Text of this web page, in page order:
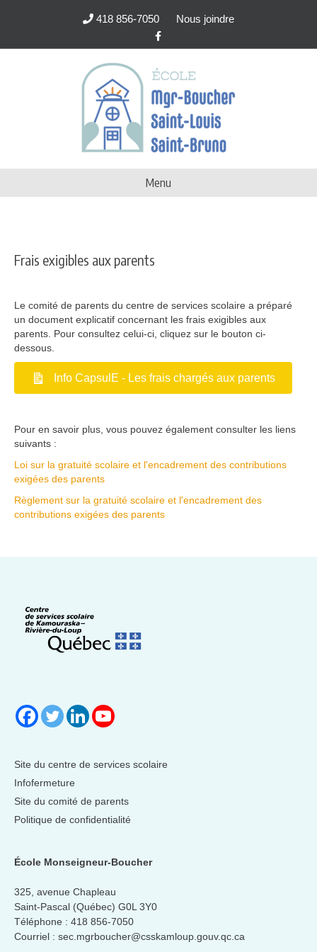
418 856-7050
Nous joindre
Facebook
Menu
Frais exigibles aux parents
Le comité de parents du centre de services scolaire a préparé
un document explicatif concernant les frais exigibles aux
parents. Pour consultez celui-ci, cliquez sur le bouton ci-
dessous.
Info CapsulE - Les frais chargés aux parents
Pour en savoir plus, vous pouvez également consulter les liens
suivants :
Loi sur la gratuité scolaire et l'encadrement des contributions
exigées des parents
Règlement sur la gratuité scolaire et l'encadrement des
contributions exigées des parents
Site du centre de services scolaire
Infofermeture
Site du comité de parents
Politique de confidentialité
École Monseigneur-Boucher
325, avenue Chapleau
Saint-Pascal (Québec) G0L 3Y0
Téléphone : 418 856-7050
Courriel : sec.mgrboucher@csskamloup.gouv.qc.ca